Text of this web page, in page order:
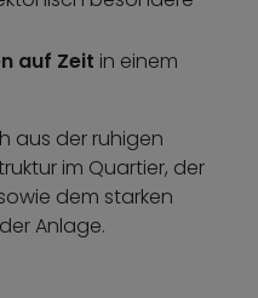
auf Zeit in einem
aus der ruhigen
im Quartier, der
dem starken
Anlage.